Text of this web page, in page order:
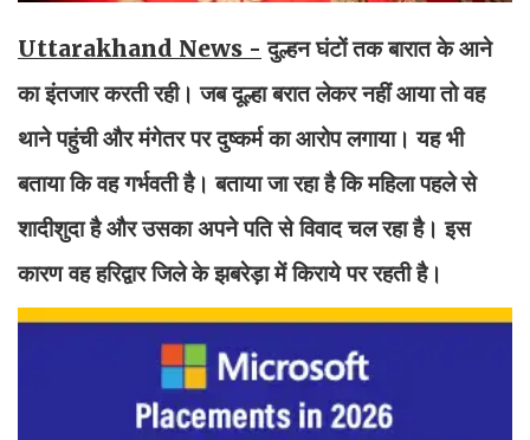
Uttarakhand News - दुल्हन घंटों तक बारात के आने
का इंतजार करती रही। जब दूल्हा बरात लेकर नहीं आया तो वह
थाने पहुंची और मंगेतर पर दुष्कर्म का आरोप लगाया। यह भी
बताया कि वह गर्भवती है। बताया जा रहा है कि महिला पहले से
शादीशुदा है और उसका अपने पति से विवाद चल रहा है। इस
कारण वह हरिद्वार जिले के झबरेड़ा में किराये पर रहती है।